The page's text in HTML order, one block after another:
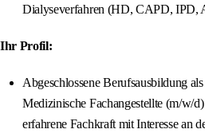
Dialyseverfahren (HD, CAPD, IPD,
Ihr Profil:
Abgeschlossene Berufsausbildung
Medizinische Fachangestellte (m/w/
erfahrene Fachkraft mit Interesse an